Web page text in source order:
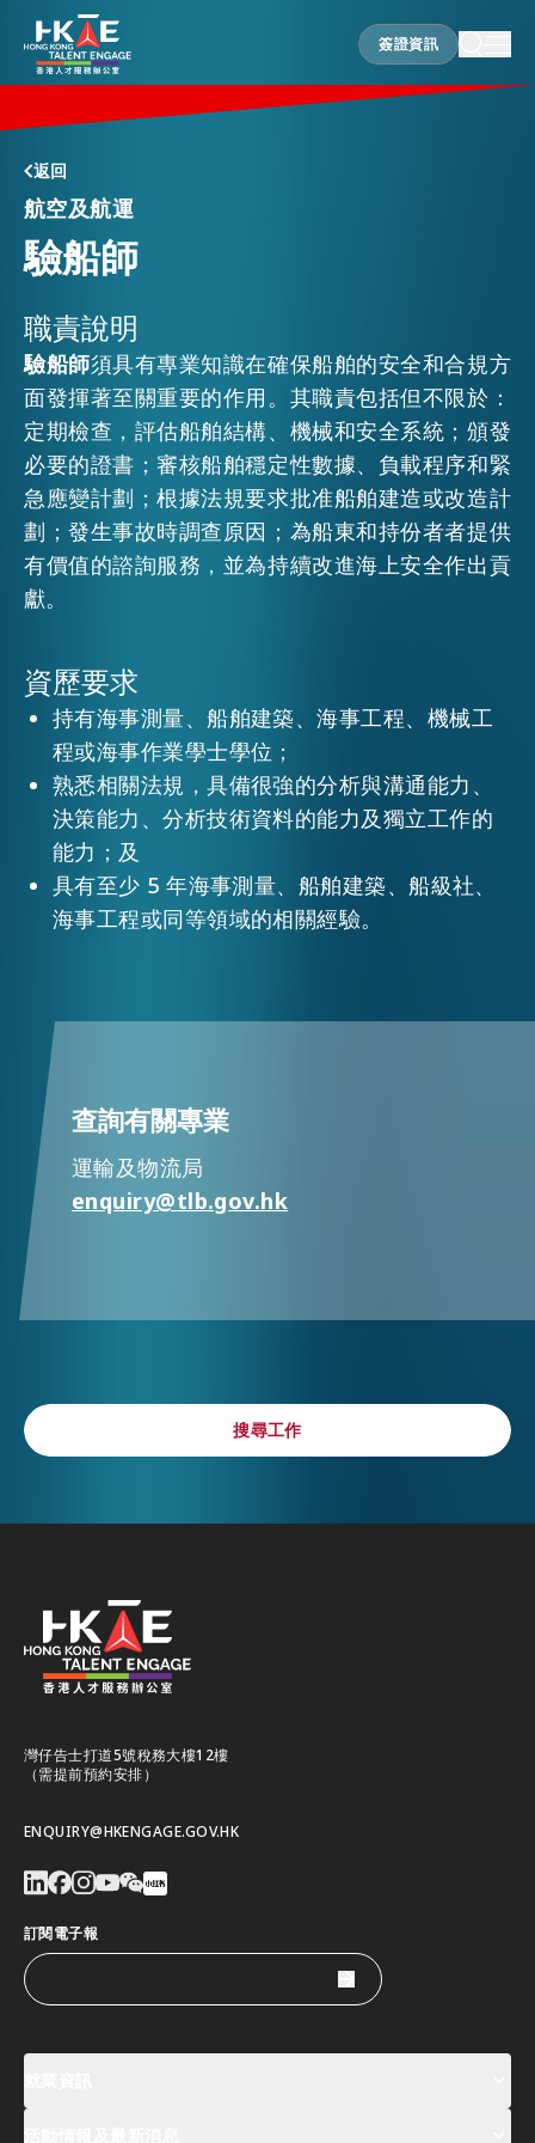
簽證資訊
簽證資訊
香港優勢
居港須知
人才支援
就業資訊
在港營商
活動情報
最新消息
關於我們
常見問題
聯絡我們
返回
航空及航運
驗船師
職責說明
驗船師須具有專業知識在確保船舶的安全和合規方
面發揮著至關重要的作用。其職責包括但不限於：
定期檢查，評估船舶結構、機械和安全系統；頒發
必要的證書；審核船舶穩定性數據、負載程序和緊
急應變計劃；根據法規要求批准船舶建造或改造計
劃；發生事故時調查原因；為船東和持份者者提供
有價值的諮詢服務，並為持續改進海上安全作出貢
獻。
資歷要求
持有海事測量、船舶建築、海事工程、機械工
程或海事作業學士學位；
熟悉相關法規，具備很強的分析與溝通能力、
決策能力、分析技術資料的能力及獨立工作的
能力；及
具有至少 5 年海事測量、船舶建築、船級社、
海事工程或同等領域的相關經驗。
查詢有關專業
運輸及物流局
enquiry@tlb.gov.hk
搜尋工作
搜尋工作
灣仔告士打道5號稅務大樓12樓
（需提前預約安排）
ENQUIRY@HKENGAGE.GOV.HK
訂閱電子報